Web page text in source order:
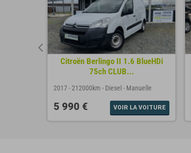
Citroën Berlingo II 1.6 BlueHDi
75ch CLUB...
2017-212000km - Diesel - Manuelle
5 990 € VOIR LA VOITURE